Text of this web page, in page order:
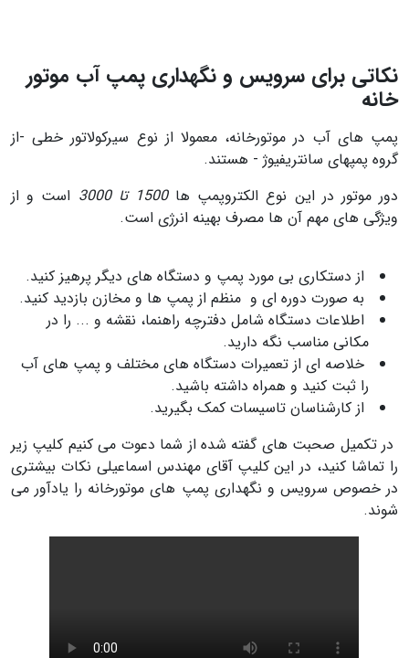
نکاتی برای سرویس و نگهداری پمپ آب موتور
خانه
پمپ های آب در موتورخانه، معمولا از نوع سیرکولاتور خطی -از
گروه پمپهای سانتریفیوژ - هستند.
دور موتور در این نوع الکتروپمپ ها1500 تا 3000
است و از
ویژگی های مهم آن ها مصرف بهینه انرژی است.
از دستکاری بی مورد پمپ و دستگاه های دیگر پرهیز کنید.
به صورت دوره ای و منظم از پمپ ها و مخازن بازدید کنید.
اطلاعات دستگاه شامل دفترچه راهنما، نقشه و ... را در
مکانی مناسب نگه دارید.
خلاصه ای از تعمیرات دستگاه های مختلف و پمپ های آب
را ثبت کنید و همراه داشته باشید.
از کارشناسان تاسیسات کمک بگیرید.
در تکمیل صحبت های گفته شده از شما دعوت می کنیم کلیپ زیر
را تماشا کنید، در این کلیپ آقای مهندس اسماعیلی نکات بیشتری
در خصوص سرویس و نگهداری پمپ های موتورخانه را یادآور می
شوند.